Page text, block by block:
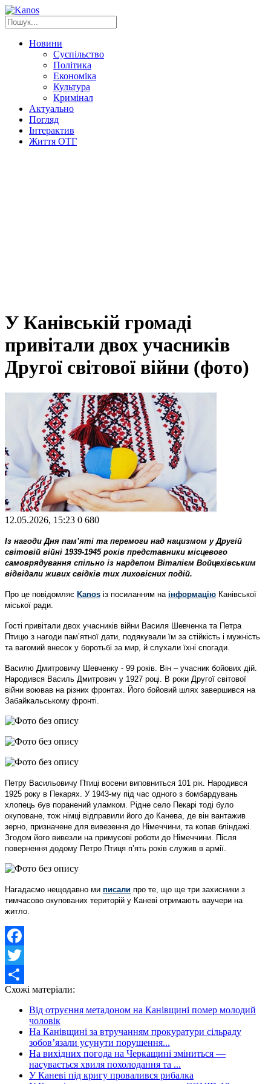
Новини
Суспільство
Політика
Економіка
Культура
Кримінал
Актуально
Погляд
Інтерактив
Життя ОТГ
У Канівській громаді
привітали двох учасників
Другої світової війни (фото)
12.05.2026, 15:23 0 680
Із нагоди Дня пам’яті та перемоги над нацизмом у Другій
світовій війні 1939-1945 років представники місцевого
самоврядування спільно із нардепом Віталієм Войцехівським
відвідали живих свідків тих лиховісних подій.
Про це повідомляє Kanos із посиланням на інформацію Канівської
міської ради.
Гості привітали двох учасників війни Василя Шевченка та Петра
Птицю з нагоди пам’ятної дати, подякували їм за стійкість і мужність
та вагомий внесок у боротьбі за мир, й слухали їхні спогади.
Василю Дмитровичу Шевченку - 99 років. Він – учасник бойових дій.
Народився Василь Дмитрович у 1927 році. В роки Другої світової
війни воював на різних фронтах. Його бойовий шлях завершився на
Забайкальському фронті.
Петру Васильовичу Птиці восени виповниться 101 рік. Народився
1925 року в Пекарях. У 1943-му під час одного з бомбардувань
хлопець був поранений уламком. Рідне село Пекарі тоді було
окуповане, тож німці відправили його до Канева, де він вантажив
зерно, призначене для вивезення до Німеччини, та копав бліндажі.
Згодом його вивезли на примусові роботи до Німеччини. Після
повернення додому Петро Птиця п’ять років служив в армії.
Нагадаємо нещодавно ми писали про те, що ще три захисники з
тимчасово окупованих територій у Каневі отримають ваучери на
житло.
Facebook
Twitter
Share
Схожі матеріали:
Від отруєння метадоном на Канівщині помер молодий
чоловік
На Канівщині за втручанням прокуратури сільраду
зобов’язали усунути порушення...
На вихідних погода на Черкащині зміниться —
насувається хвиля похолодання та ...
У Каневі під кригу провалився рибалка